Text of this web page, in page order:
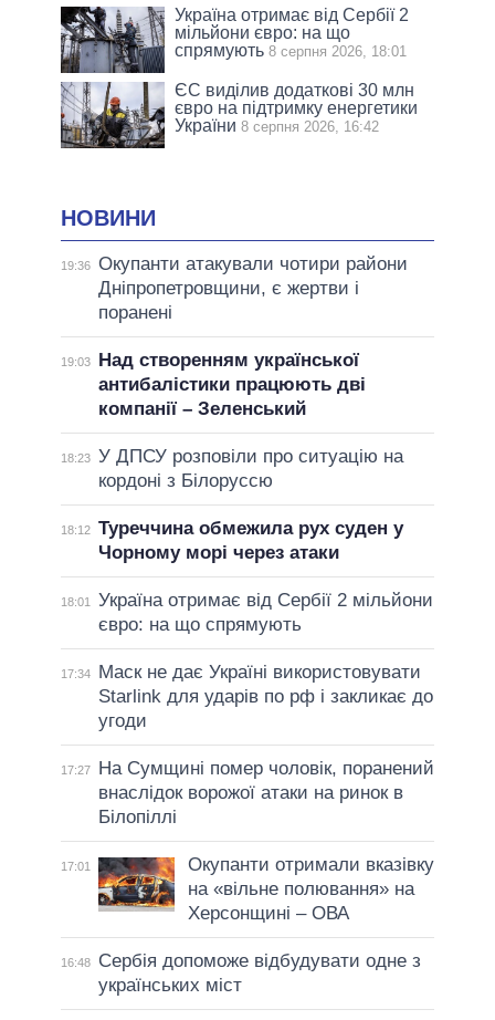
Україна отримає від Сербії 2
мільйони євро: на що
спрямують 8 серпня 2026, 18:01
ЄС виділив додаткові 30 млн
євро на підтримку енергетики
України 8 серпня 2026, 16:42
НОВИНИ
19:36 Окупанти атакували чотири райони
Дніпропетровщини, є жертви і
поранені
19:03
Над створенням української
антибалістики працюють дві
компанії – Зеленський
18:23 У ДПСУ розповіли про ситуацію на
кордоні з Білоруссю
18:12 Туреччина обмежила рух суден у
Чорному морі через атаки
18:01
Україна отримає від Сербії 2 мільйони
євро: на що спрямують
17:34
Маск не дає Україні використовувати
Starlink для ударів по рф і закликає до
угоди
17:27
На Сумщині помер чоловік, поранений
внаслідок ворожої атаки на ринок в
Білопіллі
17:01
Окупанти отримали вказівку
на «вільне полювання» на
Херсонщині – ОВА
16:48
Сербія допоможе відбудувати одне з
українських міст